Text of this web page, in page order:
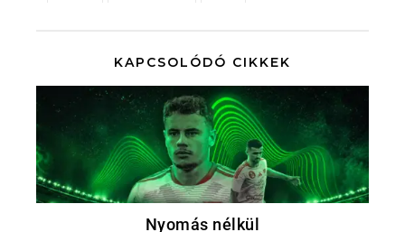
KAPCSOLÓDÓ CIKKEK
Nyomás nélkül